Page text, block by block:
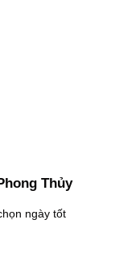
Thủy
ngày tốt